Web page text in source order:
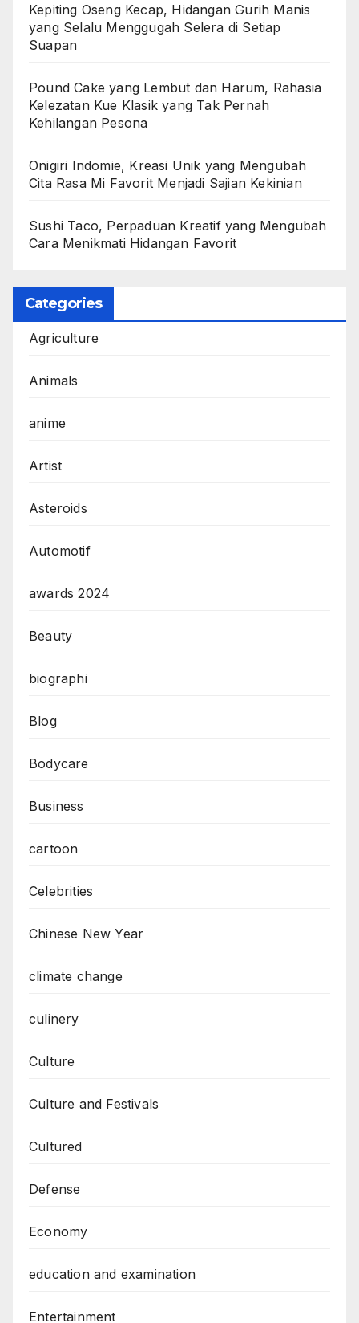
Kepiting Oseng Kecap, Hidangan Gurih Manis
yang Selalu Menggugah Selera di Setiap
Suapan
Pound Cake yang Lembut dan Harum, Rahasia
Kelezatan Kue Klasik yang Tak Pernah
Kehilangan Pesona
Onigiri Indomie, Kreasi Unik yang Mengubah
Cita Rasa Mi Favorit Menjadi Sajian Kekinian
Sushi Taco, Perpaduan Kreatif yang Mengubah
Cara Menikmati Hidangan Favorit
Categories
Agriculture
Animals
anime
Artist
Asteroids
Automotif
awards 2024
Beauty
biographi
Blog
Bodycare
Business
cartoon
Celebrities
Chinese New Year
climate change
culinery
Culture
Culture and Festivals
Cultured
Defense
Economy
education and examination
Entertainment